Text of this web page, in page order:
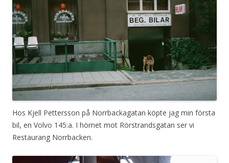
Hos Kjell Pettersson på Norrbackagatan köpte jag min första
bil, en Volvo 145:a. I hörnet mot Rörstrandsgatan ser vi
Restaurang Norrbacken.